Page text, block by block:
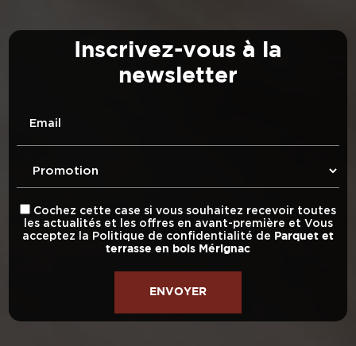
Inscrivez-vous à la
newsletter
Email
Cochez cette case si vous souhaitez recevoir toutes
les actualités et les offres en avant-première et Vous
acceptez la Politique de confidentialité de
Parquet et
terrasse en bois Mérignac